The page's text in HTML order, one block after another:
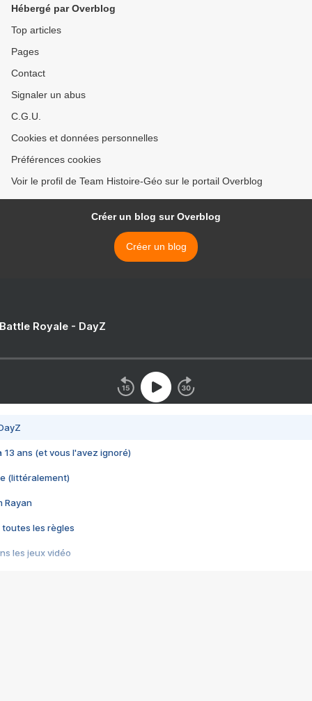
Hébergé par Overblog
Top articles
Pages
Contact
Signaler un abus
C.G.U.
Cookies et données personnelles
Préférences cookies
Voir le profil de Team Histoire-Géo sur le portail Overblog
Créer un blog sur Overblog
Créer un blog
Royale - DayZ
13 ans (et vous l'avez ignoré)
(littéralement)
Rayan
toutes les règles
les jeux vidéo